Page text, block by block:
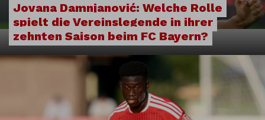
Jovana Damnjanović: Welche Rolle
spielt die Vereinslegende in ihrer
zehnten Saison beim FC Bayern?